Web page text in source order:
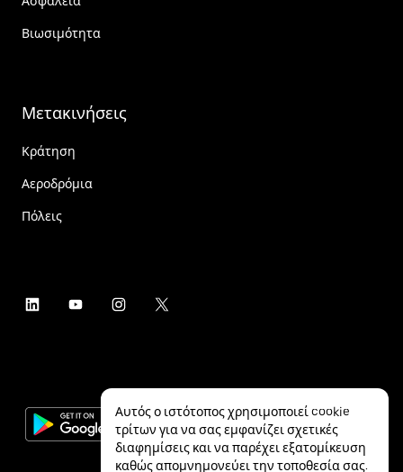
Βιωσιμότητα
Μετακινήσεις
Κράτηση
Αεροδρόμια
Πόλεις
Αυτός ο ιστότοπος χρησιμοποιεί cookie
τρίτων για να σας εμφανίζει σχετικές
διαφημίσεις και να παρέχει εξατομίκευση
καθώς απομνημονεύει την τοποθεσία σας.